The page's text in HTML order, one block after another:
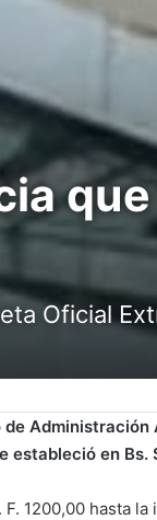
Oficial
en Bs.
1200,00 hasta